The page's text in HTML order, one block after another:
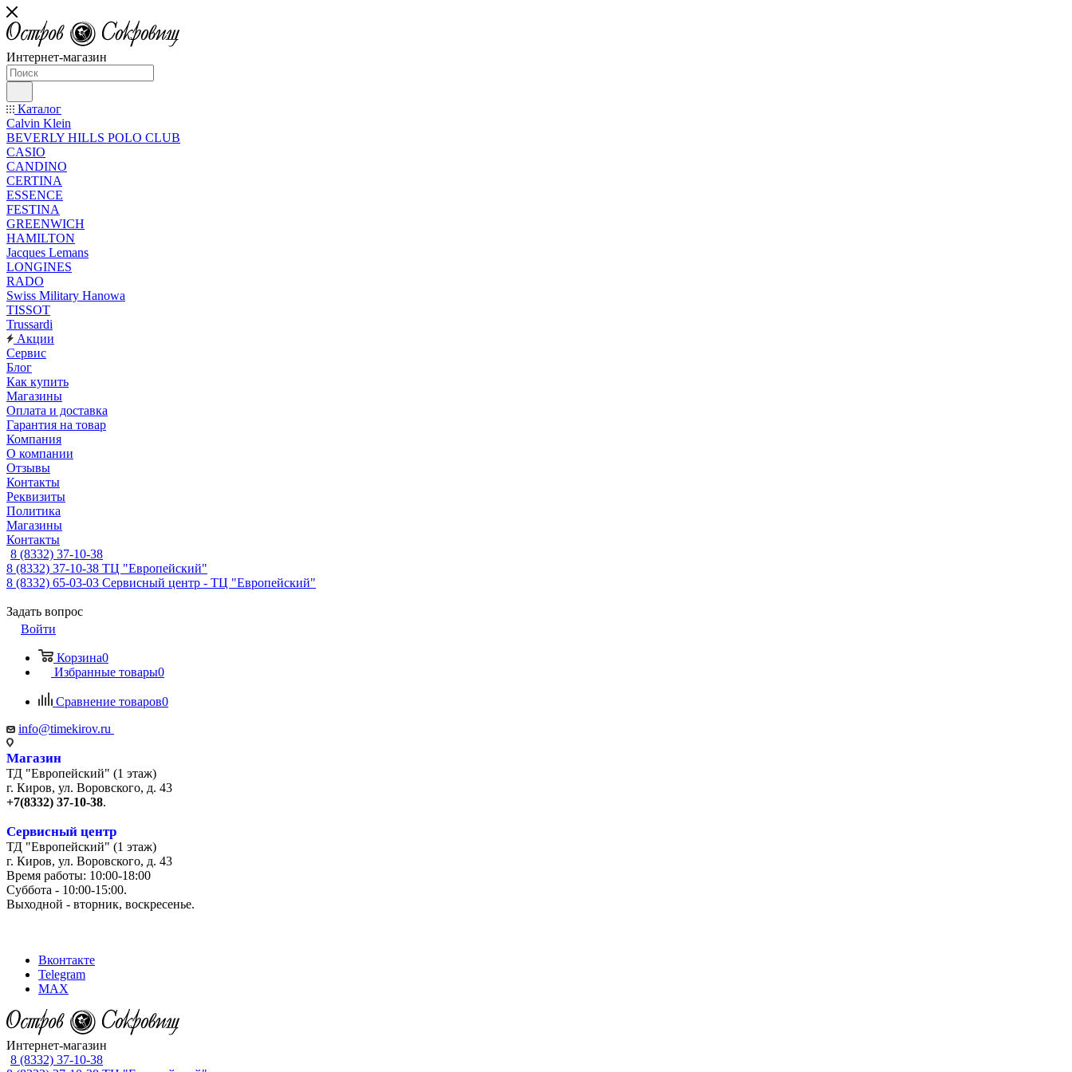
Интернет-магазин
Каталог
Calvin Klein
BEVERLY HILLS POLO CLUB
CASIO
CANDINO
CERTINA
ESSENCE
FESTINA
GREENWICH
HAMILTON
Jacques Lemans
LONGINES
RADO
Swiss Military Hanowa
TISSOT
Trussardi
Акции
Сервис
Блог
Как купить
Магазины
Оплата и доставка
Гарантия на товар
Компания
О компании
Отзывы
Контакты
Реквизиты
Политика
Магазины
Контакты
8 (8332) 37-10-38
8 (8332) 37-10-38 ТЦ "Европейский"
8 (8332) 65-03-03 Сервисный центр - ТЦ "Европейский"
Задать вопрос
Войти
Корзина0
Избранные товары0
Сравнение товаров0
info@timekirov.ru
Магазин
ТД "Европейский" (1 этаж)
г. Киров, ул. Воровского, д. 43
+7(8332) 37-10-38.
Сервисный центр
ТД "Европейский" (1 этаж)
г. Киров, ул. Воровского, д. 43
Время работы: 10:00-18:00
Суббота - 10:00-15:00.
Выходной - вторник, воскресенье.
Вконтакте
Telegram
MAX
Интернет-магазин
8 (8332) 37-10-38